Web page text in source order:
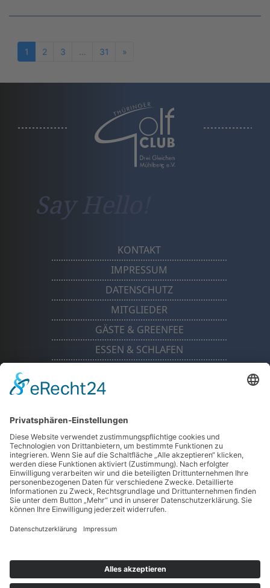
1 2 3 … 31 »
a
Say Hello!
KONTAKT
IMPRESSUM
DATENSCHUTZ
MITGLIEDER
GÄSTE & GREENFEE
ESSEN & SCHLAFEN
MANNSCHAFTEN
THÜRINGER GOLFCLUB »DREI
GLEICHEN« MÜHLBERG E.V.
Gut Ringhofen
D-99869 Drei Gleichen OT Mühlberg
Fon: 0049 362 56 217 40